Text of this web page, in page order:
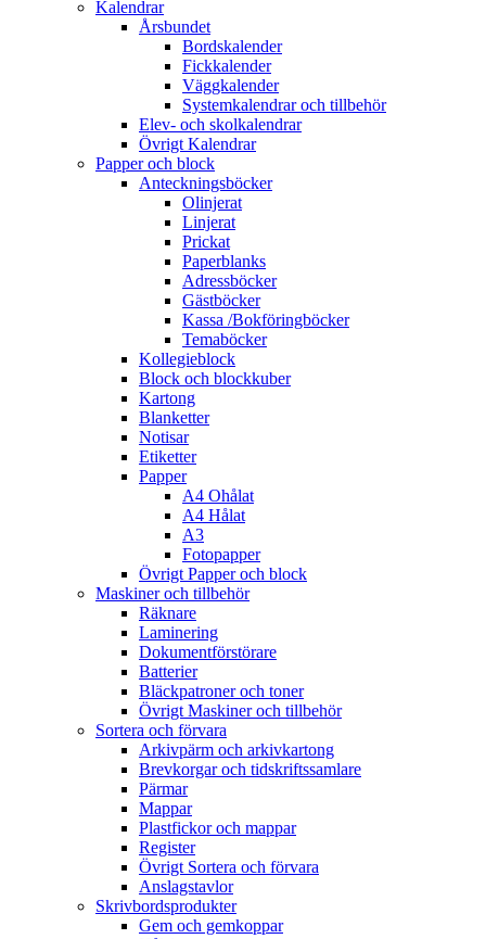
Kalendrar
Årsbundet
Bordskalender
Fickkalender
Väggkalender
Systemkalendrar och tillbehör
Elev- och skolkalendrar
Övrigt Kalendrar
Papper och block
Anteckningsböcker
Olinjerat
Linjerat
Prickat
Paperblanks
Adressböcker
Gästböcker
Kassa /Bokföringböcker
Temaböcker
Kollegieblock
Block och blockkuber
Kartong
Blanketter
Notisar
Etiketter
Papper
A4 Ohålat
A4 Hålat
A3
Fotopapper
Övrigt Papper och block
Maskiner och tillbehör
Räknare
Laminering
Dokumentförstörare
Batterier
Bläckpatroner och toner
Övrigt Maskiner och tillbehör
Sortera och förvara
Arkivpärm och arkivkartong
Brevkorgar och tidskriftssamlare
Pärmar
Mappar
Plastfickor och mappar
Register
Övrigt Sortera och förvara
Anslagstavlor
Skrivbordsprodukter
Gem och gemkoppar